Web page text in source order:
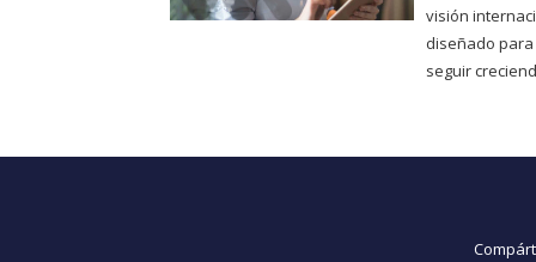
visión
diseñado
seguir